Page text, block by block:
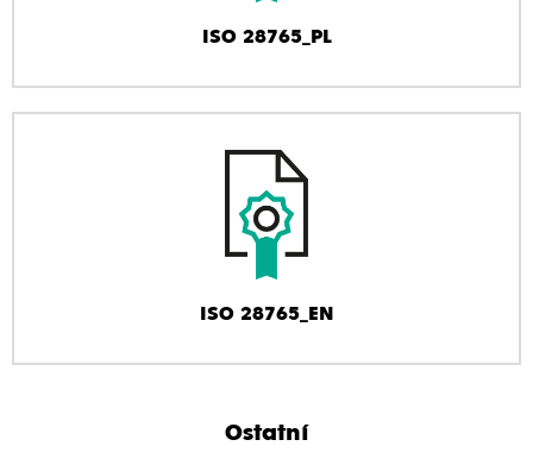
ISO 28765_PL
ISO 28765_EN
Ostatní